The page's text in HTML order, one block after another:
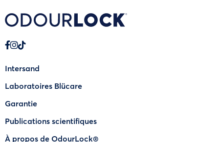
Intersand
Laboratoires Blücare
Garantie
Publications scientifiques
À propos de OdourLock®